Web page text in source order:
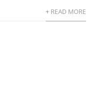
+ READ MORE